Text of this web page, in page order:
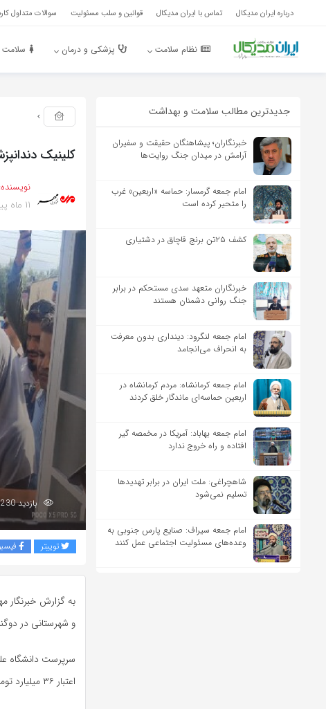
درباره ایران مدیکال تماس با ایران مدیکال قوانین و سلب مسئولیت سوالات متداول
نظام سلامت پزشکی و درمان سلامت
جدیدترین مطالب سلامت و بهداشت
خبرنگاران؛ پیشاهنگان حقیقت و سفیران
آرامش در میدان جنگ روایت‌ها
امام جمعه گرمسار: حماسه «اربعین» غرب
را متحیر کرده است
کشف ۲۵تن برنج قاچاق در دشتیاری
خبرنگاران متعهد سدی مستحکم در برابر
جنگ روانی دشمنان هستند
امام جمعه لنگرود: دینداری بدون معرفت
به انحراف می‌انجامد
امام جمعه کرمانشاه: مردم کرمانشاه در
اربعین حماسه‌ای ماندگار خلق کردند
امام جمعه بهاباد: آمریکا در مخمصه گیر
افتاده و راه خروج ندارد
شاهچراغی: ملت ایران در برابر تهدیدها
تسلیم نمی‌شود
امام جمعه سیراف: صنایع پارس جنوبی به
وعده‌های مسئولیت اجتماعی عمل کنند
کلینیک
نویسنده:
11 ماه پیش
بازدید 230
توییتر
به گزارش خبرنگار
و شهرستانی در
سرپرست دانشگاه
اعتبار ۳۶ میلیارد تومان ساخته و به